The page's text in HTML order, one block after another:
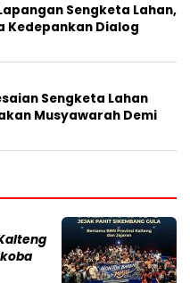
Sengketa Lahan,
Dialog
Sengketa Lahan
Musyawarah Demi